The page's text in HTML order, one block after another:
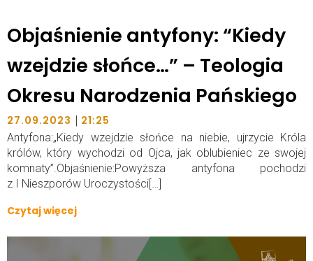
Objaśnienie antyfony: “Kiedy
wzejdzie słońce…” – Teologia
Okresu Narodzenia Pańskiego
27.09.2023 | 21:25
Antyfona:„Kiedy wzejdzie słońce na niebie, ujrzycie Króla
królów, który wychodzi od Ojca, jak oblubieniec ze swojej
komnaty”.Objaśnienie:Powyższa antyfona pochodzi
z I Nieszporów Uroczystości[…]
Czytaj więcej